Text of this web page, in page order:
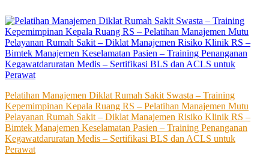
to
content
Pelatihan Manajemen Diklat Rumah Sakit Swasta – Training
Kepemimpinan Kepala Ruang RS – Pelatihan Manajemen Mutu
Pelayanan Rumah Sakit – Diklat Manajemen Risiko Klinik RS –
Bimtek Manajemen Keselamatan Pasien – Training Penanganan
Kegawatdaruratan Medis – Sertifikasi BLS dan ACLS untuk
Perawat